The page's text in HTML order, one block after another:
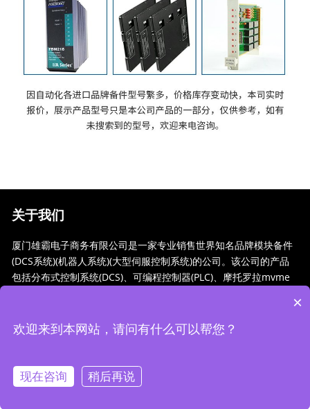
关于我们
厦门雄霸电子商务有限公司是一家专业销售世界知名品牌模块备件
(DCS系统)(机器人系统)(大型伺服控制系统)的公司。该公司的产品
包括分布式控制系统(DCS)、可编程控制器(PLC)、摩托罗拉mvme
有闽ICP备14012685号-28
×
欢迎来到本网站，请问有什么可以帮您？
现在咨询 稍后再说